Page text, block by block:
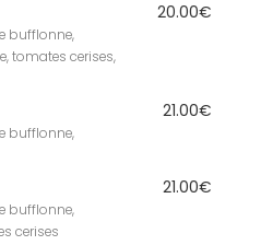
bufflonne,
tomates cerises,
20.00€
bufflonne,
21.00€
bufflonne,
cerises
21.00€